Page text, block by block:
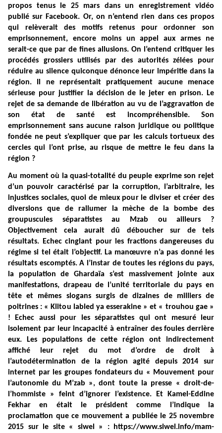
propos tenus le 25 mars dans un enregistrement vidéo
publié sur Facebook. Or, on n’entend rien dans ces propos
qui relèverait des motifs retenus pour ordonner son
emprisonnement, encore moins un appel aux armes ne
serait-ce que par de fines allusions. On l’entend critiquer les
procédés grossiers utilisés par des autorités zélées pour
réduire au silence quiconque dénonce leur impéritie dans la
région. Il ne représentait pratiquement aucune menace
sérieuse pour justifier la décision de le jeter en prison. Le
rejet de sa demande de libération au vu de l’aggravation de
son état de santé est incompréhensible. Son
emprisonnement sans aucune raison juridique ou politique
fondée ne peut s’expliquer que par les calculs tortueux des
cercles qui l’ont prise, au risque de mettre le feu dans la
région ?
Au moment où la quasi-totalité du peuple exprime son rejet
d’un pouvoir caractérisé par la corruption, l’arbitraire, les
injustices sociales, quoi de mieux pour le diviser et créer des
diversions que de rallumer la mèche de la bombe des
groupuscules séparatistes au Mzab ou ailleurs ?
Objectivement cela aurait dû déboucher sur de tels
résultats. Echec cinglant pour les fractions dangereuses du
régime si tel était l’objectif. La manœuvre n’a pas donné les
résultats escomptés. A l’instar de toutes les régions du pays,
la population de Ghardaïa s’est massivement jointe aux
manifestations, drapeau de l’unité territoriale du pays en
tête et mêmes slogans surgis de dizaines de milliers de
poitrines : « Klitou labled ya esserakine » et « trouhou gae »
! Echec aussi pour les séparatistes qui ont mesuré leur
isolement par leur incapacité à entraîner des foules derrière
eux. Les populations de cette région ont indirectement
affiché leur rejet du mot d’ordre de droit à
l’autodétermination de la région agité depuis 2014 sur
internet par les groupes fondateurs du « Mouvement pour
l’autonomie du M’zab », dont toute la presse « droit-de-
l’hommiste » feint d’ignorer l’existence. Et Kamel-Eddine
Fekhar en était le président comme l’indique la
proclamation que ce mouvement a publiée le 25 novembre
2015 sur le site « siwel » : https://www.siwel.info/mam-